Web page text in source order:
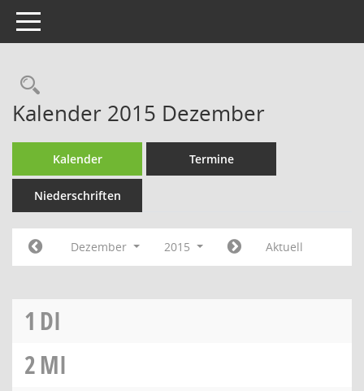
Toggle navigation
Rechercheauswahl
Kalender 2015 Dezember
Kalender Termine
Niederschriften
Dezember 2015 Aktuell
1 DI
2MI